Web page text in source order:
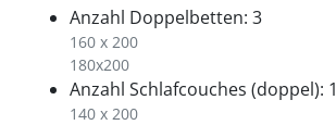
Anzahl Doppelbetten: 3
160 x 200
180x200
Anzahl Schlafcouches (doppel): 1
140 x 200